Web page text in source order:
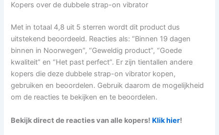
Kopers over de dubbele strap-on vibrator
Met in totaal 4,8 uit 5 sterren wordt dit product dus
uitstekend beoordeeld. Reacties als: “Binnen 19 dagen
binnen in Noorwegen”, “Geweldig product”, “Goede
kwaliteit” en “Het past perfect”. Er zijn tientallen andere
kopers die deze dubbele strap-on vibrator kopen,
gebruiken en beoordelen. Gebruik daarom de mogelijkheid
om de reacties te bekijken en te beoordelen.
Bekijk direct de reacties van alle kopers! Klik hier!